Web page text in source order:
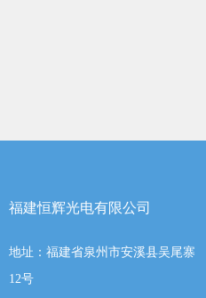
福建恒辉光电有限公司
地址：福建省泉州市安溪县吴尾寨
12号